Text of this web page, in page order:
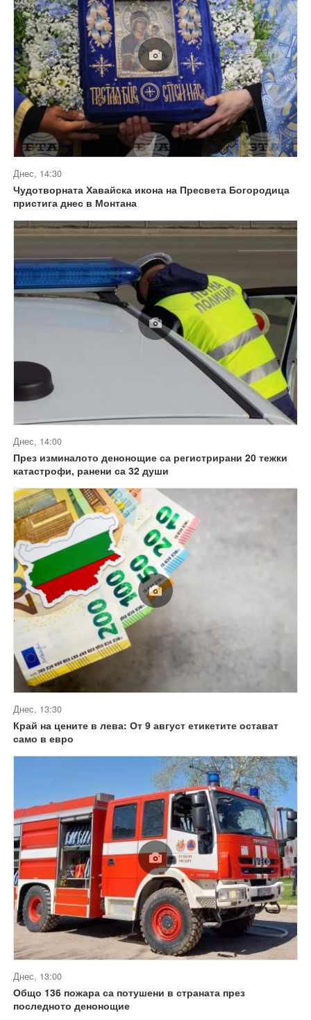
Днес, 14:30
Чудотворната Хавайска икона на Пресвета Богородица
пристига днес в Монтана
Днес, 14:00
През изминалото денонощие са регистрирани 20 тежки
катастрофи, ранени са 32 души
Днес, 13:30
Край на цените в лева: От 9 август етикетите остават
само в евро
Днес, 13:00
Общо 136 пожара са потушени в страната през
последното денонощие